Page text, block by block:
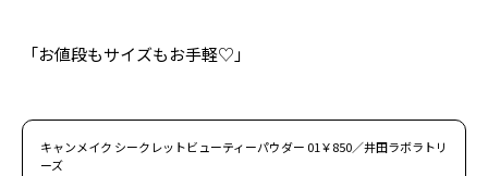
「お値段もサイズもお手軽♡」
キャンメイク シークレットビューティーパウダー 01￥850／井田ラボラトリ
ーズ